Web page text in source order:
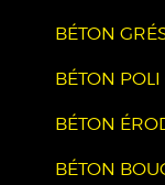
BÉTON
BÉTON POLI
BÉTON
BÉTON